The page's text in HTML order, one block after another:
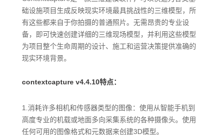
础设施项目生成反映现实环境最具挑战性的三维模型，所
有这些都来自于你拍摄的普通照片。无需昂贵的专业设
备，即可快速创建详细的三维现场模型，并利用这些模型
为项目整个生命周期的设计、施工和运营决策提供准确的
现实环境背景。
contextcapture v4.4.10特点：
1.消耗许多相机和传感器类型的图像：使用从智能手机到
高度专业的机载或地面多向采集系统的各种摄像头。使用
任何可用的图像格式和元数据来创建3D模型。